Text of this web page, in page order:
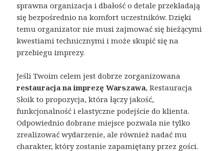
sprawna organizacja i dbałość o detale przekładają
się bezpośrednio na komfort uczestników. Dzięki
temu organizator nie musi zajmować się bieżącymi
kwestiami technicznymi i może skupić się na
przebiegu imprezy.
Jeśli Twoim celem jest dobrze zorganizowana
restauracja na imprezę Warszawa, Restauracja
Słoik to propozycja, która łączy jakość,
funkcjonalność i elastyczne podejście do klienta.
Odpowiednio dobrane miejsce pozwala nie tylko
zrealizować wydarzenie, ale również nadać mu
charakter, który zostanie zapamiętany przez gości.